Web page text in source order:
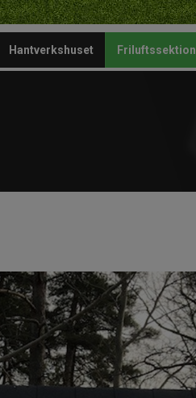
Hantverkshuset Friluftssektion